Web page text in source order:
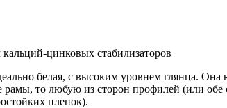
цинковых стабилизаторов
белая, с высоким уровнем глянца.
то любую из сторон профилей (или
пленок).